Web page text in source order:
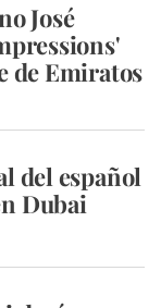
José
de Emiratos
del español
Dubai